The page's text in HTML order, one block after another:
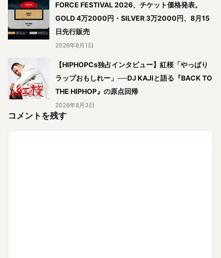
FORCE FESTIVAL 2026、チケット価格発表。
GOLD 4万2000円・SILVER 3万2000円、8月15
日先行販売
2026年8月1日
【HIPHOPCs独占インタビュー】紅桜「やっぱり
ラップおもしれー」──DJ KAJIと語る『BACK TO
THE HIPHOP』の原点回帰
2026年8月3日
コメントを残す